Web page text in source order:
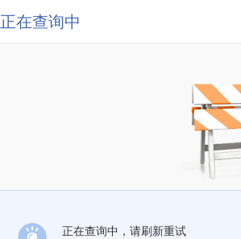
正在查询中
正在查询中，请刷新重试